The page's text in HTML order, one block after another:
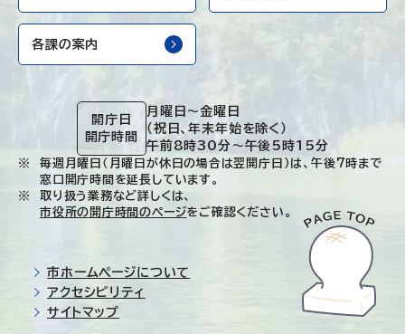
各課の案内
開庁日
開庁時間
月曜日～金曜日
（祝日、年末年始を除く）
午前8時30分～午後5時15分
毎週月曜日（月曜日が休日の場合は翌開庁日）は、午後7時まで
窓口開庁時間を延長しています。
取り扱う業務など詳しくは、
市役所の開庁時間のページをご確認ください。
市ホームページについて
アクセシビリティ
サイトマップ